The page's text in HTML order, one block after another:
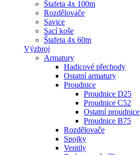
Štafeta 4x 100m
Rozdělovače
Savice
Sací koše
Štafeta 4x 60m
Výzbroj
Armatury
Hadicové přechody
Ostatní armatury
Proudnice
Proudnice D25
Proudnice C52
Ostatní proudnice
Proudnice B75
Rozdělovače
Spojky
Ventily